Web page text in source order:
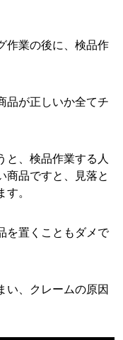
作業の後に、検品作
品が正しいか全てチ
と、検品作業する人
商品ですと、見落と
。
を置くこともダメで
い、クレームの原因